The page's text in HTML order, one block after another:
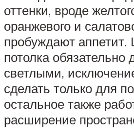
оттенки, вроде
оранжевого и
пробуждают аппетит.
потолка
светлыми,
сделать только для
остальное также
расширение